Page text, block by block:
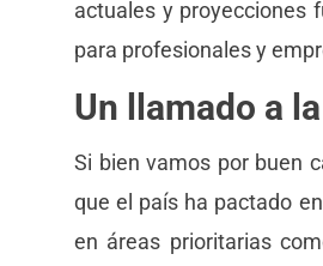
actuales y proyecciones
para profesionales y
Un llamado a
Si bien vamos por buen
que el país ha pactado
en áreas prioritarias